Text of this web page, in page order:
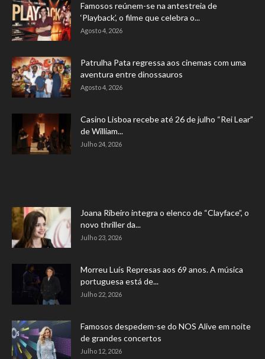
Famosos reúnem-se na antestreia de
‘Playback’, o filme que celebra o...
Agosto 4, 2026
Patrulha Pata regressa aos cinemas com uma
aventura entre dinossauros
Agosto 4, 2026
Casino Lisboa recebe até 26 de julho “Rei Lear”
de William...
Julho 24, 2026
Joana Ribeiro integra o elenco de “Clayface”, o
novo thriller da...
Julho 23, 2026
Morreu Luís Represas aos 69 anos. A música
portuguesa está de...
Julho 22, 2026
Famosos despedem-se do NOS Alive em noite
de grandes concertos
Julho 12, 2026